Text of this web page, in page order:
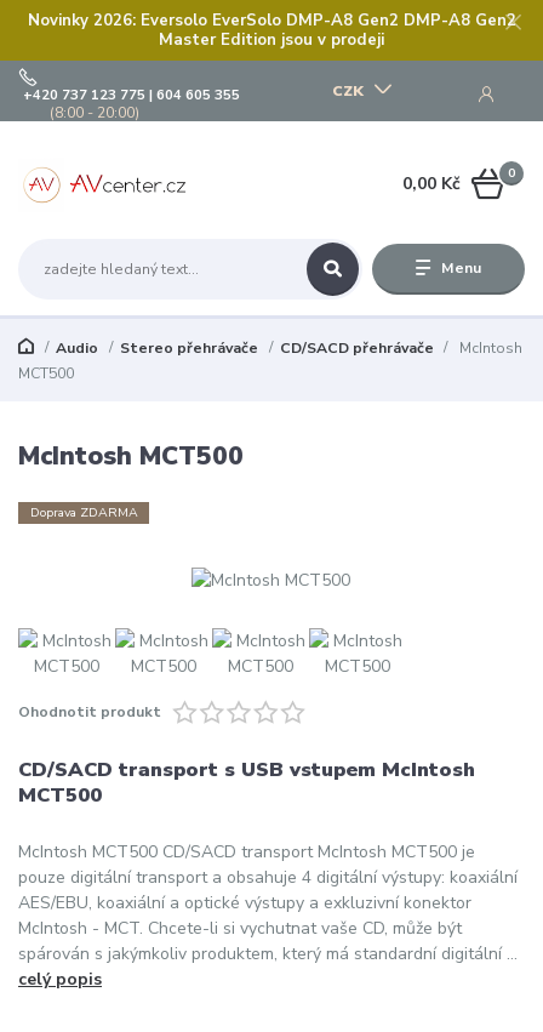
Novinky 2026: Eversolo EverSolo DMP-A8 Gen2 DMP-A8 Gen2
Master Edition jsou v prodeji
Menu
CZK
+420 737 123 775 | 604 605 355
(8:00 - 20:00)
0
0,00 Kč
Audio Stereo přehrávače CD/SACD přehrávače
McIntosh
MCT500
McIntosh MCT500
Doprava ZDARMA
Ohodnotit produkt
CD/SACD transport s USB vstupem McIntosh
MCT500
McIntosh MCT500 CD/SACD transport McIntosh MCT500 je
pouze digitální transport a obsahuje 4 digitální výstupy: koaxiální
AES/EBU, koaxiální a optické výstupy a exkluzivní konektor
McIntosh - MCT. Chcete-li si vychutnat vaše CD, může být
spárován s jakýmkoliv produktem, který má standardní digitální ...
celý popis